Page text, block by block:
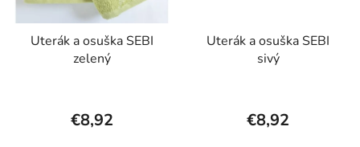
Uterák a osuška SEBI
zelený
€8,92
Uterák a osuška SEBI
sivý
€8,92